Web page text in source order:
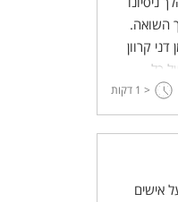
השואה.
קרוון
כל
הנאצי.
< 1 דקות
אישים